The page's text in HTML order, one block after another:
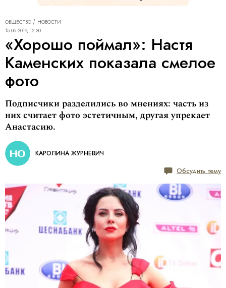
ОБЩЕСТВО
НОВОСТИ
15.06.2019, 12:30
«Хорошо поймал»: Настя
Каменских показала смелое
фото
Подписчики разделились во мнениях: часть из
них считает фото эстетичным, другая упрекает
Анастасию.
КАРОЛИНА ЖУРНЕВИЧ
Обсудить тему